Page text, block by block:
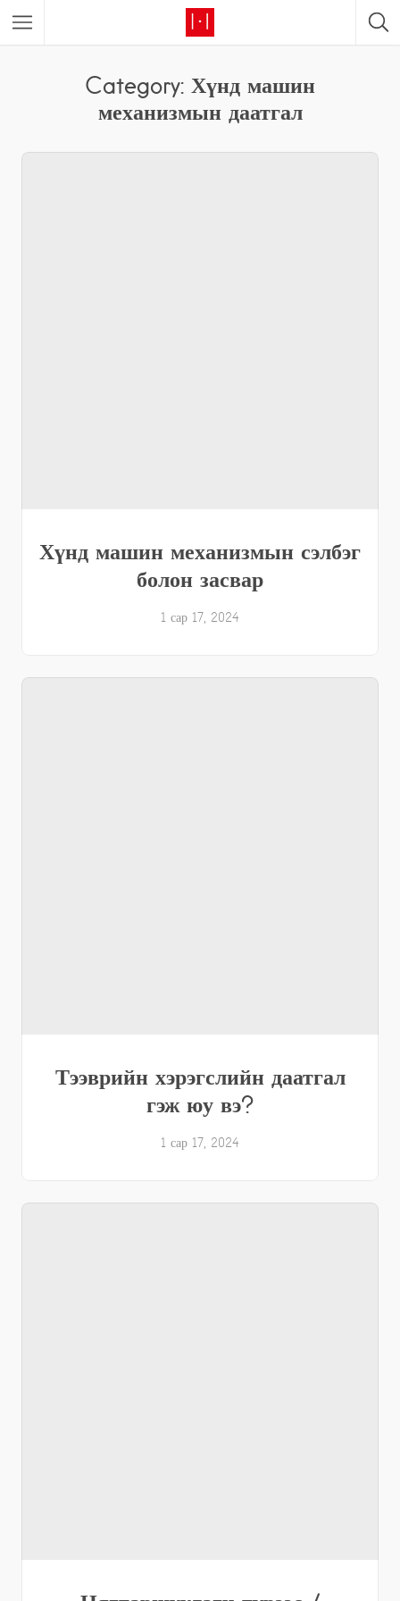
Category: Хүнд машин
механизмын даатгал
Хүнд машин механизмын сэлбэг
болон засвар
1 сар 17, 2024
Тээврийн хэрэгслийн даатгал
гэж юу вэ?
1 сар 17, 2024